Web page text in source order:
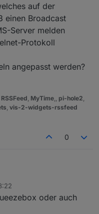
auf der
einen Broadcast
Server melden
Protokoll
angepasst werden?
RSSFeed, MyTime,, pi-hole2,
, vis-2-widgets-rssfeed
0
Werde das bei
du dein Widget für mich
oder auch